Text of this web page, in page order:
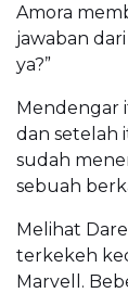
Amora
jawaban
ya?”
Mendengar
dan setelah
sudah
sebuah
Melihat
terkekeh
Marvell.